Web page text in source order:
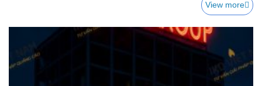
View more